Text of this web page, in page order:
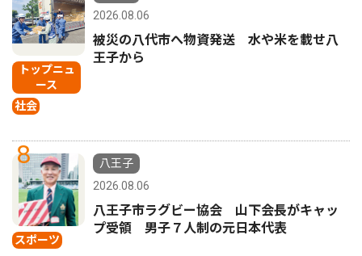
トップニュ
ース
社会
2026.08.06
被災の八代市へ物資発送 水や米を載せ八
王子から
8
スポーツ
八王子
2026.08.06
八王子市ラグビー協会 山下会長がキャッ
プ受領 男子７人制の元日本代表